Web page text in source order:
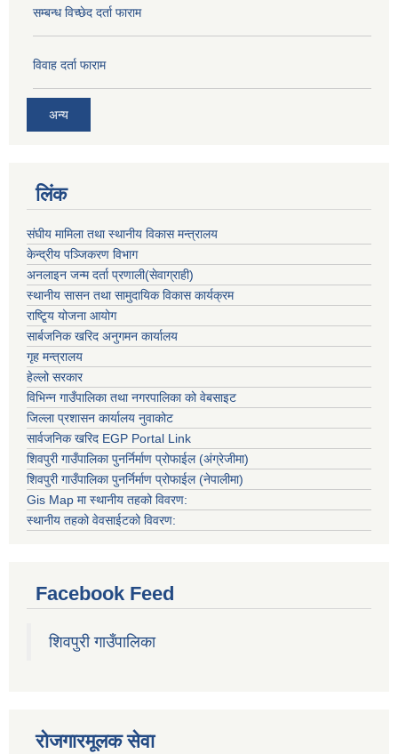
सम्बन्ध विच्छेद दर्ता फाराम
विवाह दर्ता फाराम
अन्य
लिंक
संघीय मामिला तथा स्थानीय विकास मन्त्रालय
केन्द्रीय पञ्जिकरण विभाग
अनलाइन जन्म दर्ता प्रणाली(सेवाग्राही)
स्थानीय सासन तथा सामुदायिक विकास कार्यक्रम
राष्टि्ृय योजना आयोग
सार्बजनिक खरिद अनुगमन कार्यालय
गृह मन्त्रालय
हेल्लो सरकार
विभिन्न गाउँपालिका तथा नगरपालिका को वेबसाइट
जिल्ला प्रशासन कार्यालय नुवाकोट
सार्वजनिक खरिद EGP Portal Link
शिवपुरी गाउँपालिका पुनर्निर्माण प्रोफाईल (अंग्रेजीमा)
शिवपुरी गाउँपालिका पुनर्निर्माण प्रोफाईल (नेपालीमा)
Gis Map मा स्थानीय तहको विवरण:
स्थानीय तहको वेवसाईटको विवरण:
Facebook Feed
शिवपुरी गाउँपालिका
रोजगारमूलक सेवा